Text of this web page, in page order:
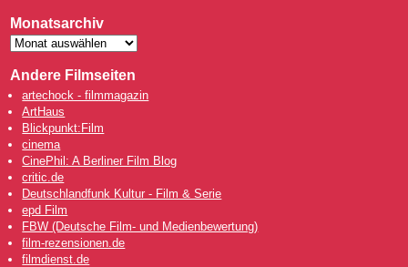
Monatsarchiv
Andere Filmseiten
artechock - filmmagazin
ArtHaus
Blickpunkt:Film
cinema
CinePhil: A Berliner Film Blog
critic.de
Deutschlandfunk Kultur - Film & Serie
epd Film
FBW (Deutsche Film- und Medienbewertung)
film-rezensionen.de
filmdienst.de